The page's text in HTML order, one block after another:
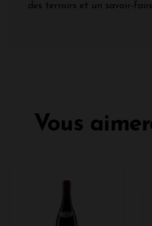
des terroirs et un savoir-
Vous